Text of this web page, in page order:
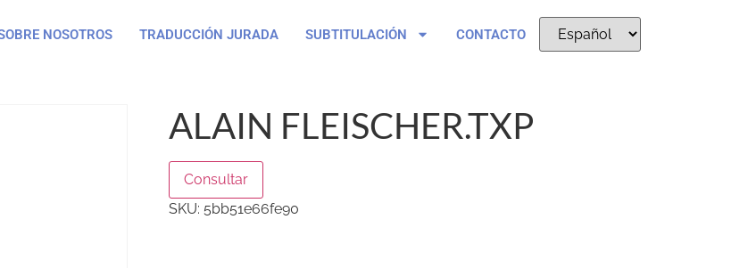
NOSOTROS TRADUCCIÓN JURADA SUBTITULACIÓN CONTACTO
ALAIN FLEISCHER.TXP
Consultar
SKU: 5bb51e66fe90